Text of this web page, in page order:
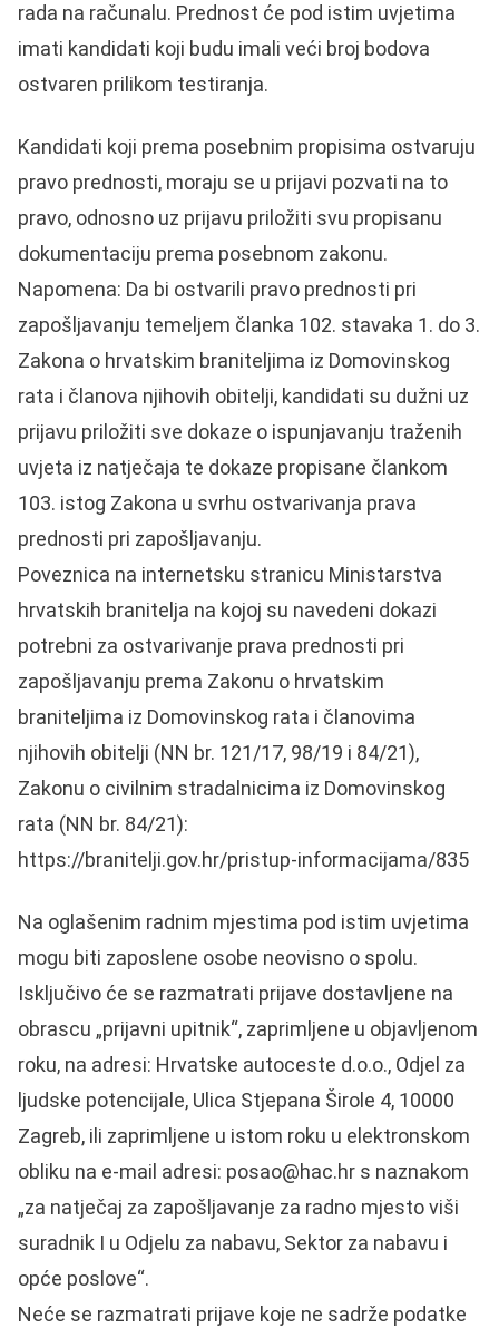
rada na računalu. Prednost će pod istim uvjetima
imati kandidati koji budu imali veći broj bodova
ostvaren prilikom testiranja.
Kandidati koji prema posebnim propisima ostvaruju
pravo prednosti, moraju se u prijavi pozvati na to
pravo, odnosno uz prijavu priložiti svu propisanu
dokumentaciju prema posebnom zakonu.
Napomena: Da bi ostvarili pravo prednosti pri
zapošljavanju temeljem članka 102. stavaka 1. do 3.
Zakona o hrvatskim braniteljima iz Domovinskog
rata i članova njihovih obitelji, kandidati su dužni uz
prijavu priložiti sve dokaze o ispunjavanju traženih
uvjeta iz natječaja te dokaze propisane člankom
103. istog Zakona u svrhu ostvarivanja prava
prednosti pri zapošljavanju.
Poveznica na internetsku stranicu Ministarstva
hrvatskih branitelja na kojoj su navedeni dokazi
potrebni za ostvarivanje prava prednosti pri
zapošljavanju prema Zakonu o hrvatskim
braniteljima iz Domovinskog rata i članovima
njihovih obitelji (NN br. 121/17, 98/19 i 84/21),
Zakonu o civilnim stradalnicima iz Domovinskog
rata (NN br. 84/21):
https://branitelji.gov.hr/pristup-informacijama/835
Na oglašenim radnim mjestima pod istim uvjetima
mogu biti zaposlene osobe neovisno o spolu.
Isključivo će se razmatrati prijave dostavljene na
obrascu „prijavni upitnik“, zaprimljene u objavljenom
roku, na adresi: Hrvatske autoceste d.o.o., Odjel za
ljudske potencijale, Ulica Stjepana Širole 4, 10000
Zagreb, ili zaprimljene u istom roku u elektronskom
obliku na e-mail adresi: posao@hac.hr s naznakom
„za natječaj za zapošljavanje za radno mjesto viši
suradnik I u Odjelu za nabavu, Sektor za nabavu i
opće poslove“.
Neće se razmatrati prijave koje ne sadrže podatke